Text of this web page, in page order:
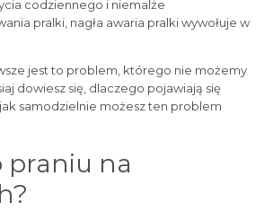
codziennego i niemalże
pralki, nagła awaria pralki wywołuje w
jest to problem, którego nie możemy
dowiesz się, dlaczego pojawiają się
samodzielnie możesz ten problem
praniu na